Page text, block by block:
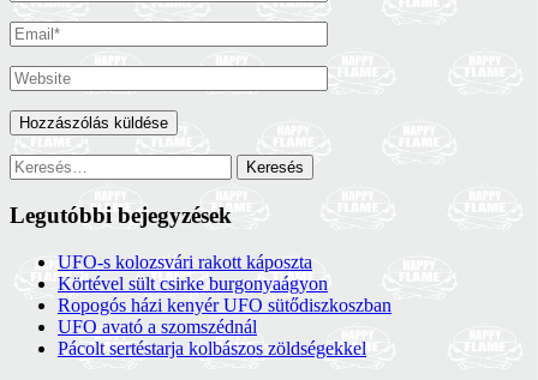
Keresés:
Legutóbbi bejegyzések
UFO-s kolozsvári rakott káposzta
Körtével sült csirke burgonyaágyon
Ropogós házi kenyér UFO sütődiszkoszban
UFO avató a szomszédnál
Pácolt sertéstarja kolbászos zöldségekkel